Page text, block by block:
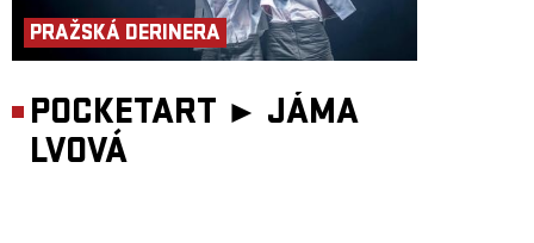
PRAŽSKÁ DERINERA
POCKETART ► JÁMA
LVOVÁ